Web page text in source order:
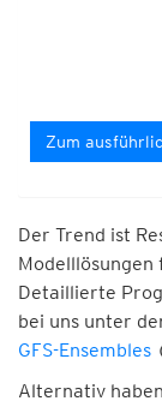
Zum
Der Trend ist
Modelllösungen
Detaillierte
bei uns unter
GFS-Ensembles
Alternativ